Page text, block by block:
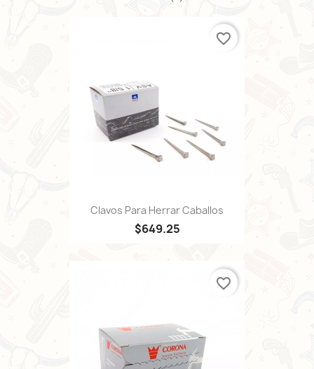
Clavos Para Herrar Caballos
$649.25
favorite_border
favorite_border